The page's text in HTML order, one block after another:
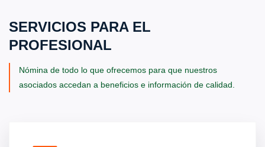
SERVICIOS PARA EL
PROFESIONAL
Nómina de todo lo que ofrecemos para que nuestros
asociados accedan a beneficios e información de calidad.